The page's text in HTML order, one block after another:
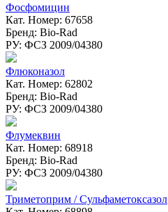
Фосфомицин
Кат. Номер: 67658
Бренд: Bio-Rad
РУ: ФСЗ 2009/04380
Флюконазол
Кат. Номер: 62802
Бренд: Bio-Rad
РУ: ФСЗ 2009/04380
Флумеквин
Кат. Номер: 68918
Бренд: Bio-Rad
РУ: ФСЗ 2009/04380
Триметоприм / Сульфаметоксазол